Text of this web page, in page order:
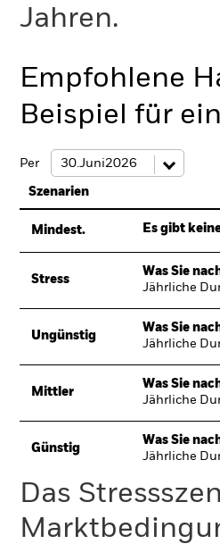
Jahren.
Empfohlene
Beispiel für
Per
Szenarien
Mindest. Es gibt
Stress
Was Sie
Jährliche
Ungünstig
Was Sie
Jährliche
Mittler
Was Sie
Jährliche
Günstig
Was Sie
Jährliche
Das